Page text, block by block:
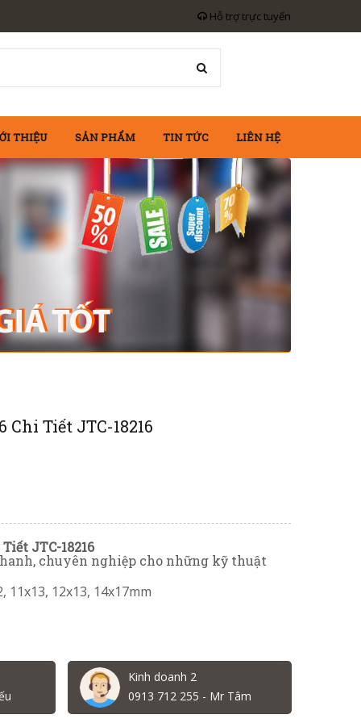
Hỗ trợ trực tuyến
THIỆU SẢN PHẨM TIN TỨC LIÊN HỆ
Chi Tiết JTC-18216
JTC-18216
chuyên nghiệp cho những kỹ thuật
11x13, 12x13, 14x17mm
Kinh doanh 2
0913 712 255 - Mr Tâm